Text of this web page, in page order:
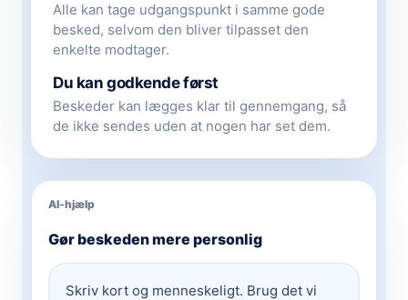
Alle kan tage udgangspunkt i samme gode
besked, selvom den bliver tilpasset den
enkelte modtager.
Du kan godkende først
Beskeder kan lægges klar til gennemgang, så
de ikke sendes uden at nogen har set dem.
AI-hjælp
Gør beskeden mere personlig
Skriv kort og menneskeligt. Brug det vi